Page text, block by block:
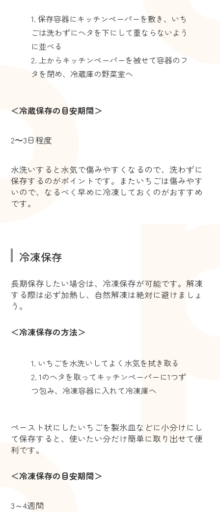
保存容器にキッチンペーパーを敷き、いち
ごは洗わずにヘタを下にして重ならないよう
に並べる
上からキッチンペーパーを被せて容器のフ
タを閉め、冷蔵庫の野菜室へ
＜冷蔵保存の目安期間＞
2〜3日程度
水洗いすると水気で傷みやすくなるので、洗わずに
保存するのがポイントです。またいちごは傷みやす
いので、なるべく早めに冷凍しておくのがおすすめ
です。
冷凍保存
長期保存したい場合は、冷凍保存が可能です。解凍
する際は必ず加熱し、自然解凍は絶対に避けましょ
う。
＜冷凍保存の方法＞
いちごを水洗いしてよく水気を拭き取る
1のヘタを取ってキッチンペーパーに1つず
つ包み、冷凍容器に入れて冷凍庫へ
ペースト状にしたいちごを製氷皿などに小分けにし
て保存すると、使いたい分だけ簡単に取り出せて便
利です。
＜冷凍保存の目安期間＞
3～4週間